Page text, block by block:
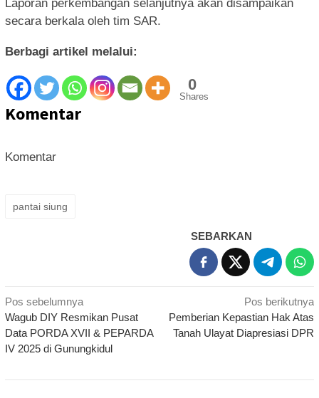
Laporan perkembangan selanjutnya akan disampaikan
secara berkala oleh tim SAR.
Berbagi artikel melalui:
0
Shares
Komentar
Komentar
pantai siung
SEBARKAN
Navigasi
pos
Pos sebelumnya
Wagub DIY Resmikan Pusat
Data PORDA XVII & PEPARDA
IV 2025 di Gunungkidul
Pos berikutnya
Pemberian Kepastian Hak Atas
Tanah Ulayat Diapresiasi DPR